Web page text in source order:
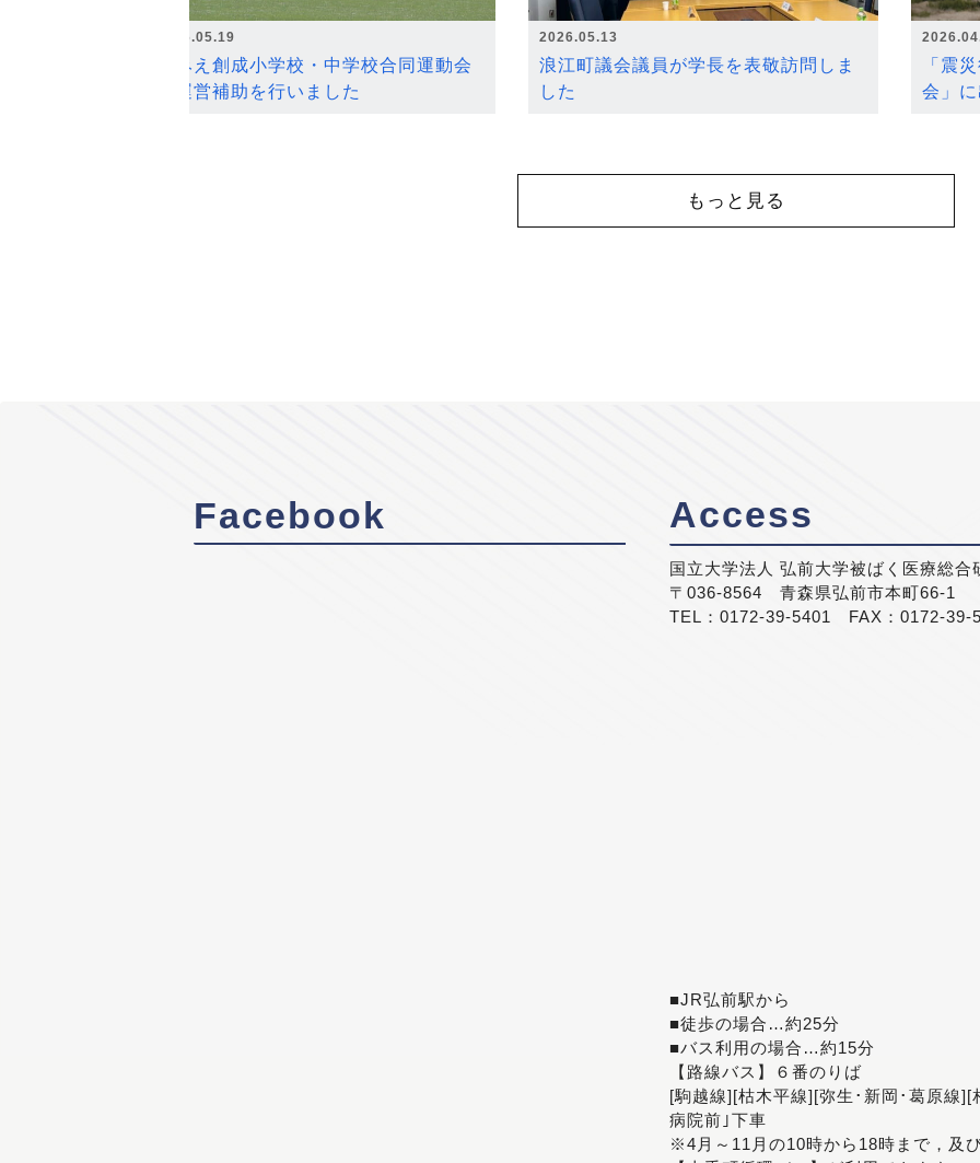
2026.05.19
なみえ創成小学校・中学校合同運動会
の運営補助を行いました
2026.05.13
浪江町議会議員が学長を表敬訪問しま
した
「震
会」
もっと見る
Facebook Access
国立大学法人 弘前大学被ばく医療総合
〒036-8564 青森県弘前市本町66-1
TEL：0172-39-5401 FAX：0172-39-
■JR弘前駅から
■徒歩の場合…約25分
■バス利用の場合…約15分
【路線バス】６番のりば
[駒越線][枯木平線][弥生･新岡･葛原線
病院前｣下車
※4月～11月の10時から18時まで，及